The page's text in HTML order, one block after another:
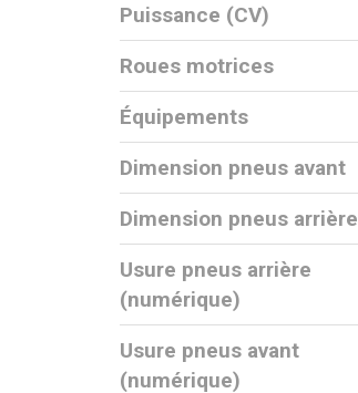
Puissance (CV)
Roues motrices
Équipements
Dimension pneus avant
Dimension pneus arrière
Usure pneus arrière
(numérique)
Usure pneus avant
(numérique)